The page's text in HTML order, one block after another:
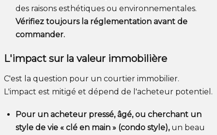
des raisons esthétiques ou environnementales.
Vérifiez toujours la réglementation avant de
commander.
L'impact sur la valeur immobilière
C'est la question pour un courtier immobilier.
L'impact est mitigé et dépend de l'acheteur potentiel.
Pour un acheteur pressé, âgé, ou cherchant un
style de vie « clé en main » (condo style),un beau